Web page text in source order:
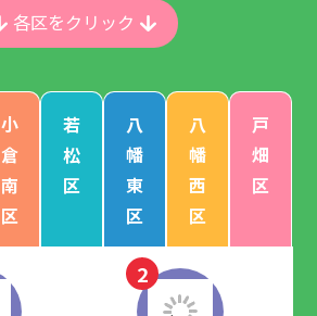
各区をクリック
小
倉
南
区
若
松
区
八
幡
東
区
八
幡
西
区
戸
畑
区
2